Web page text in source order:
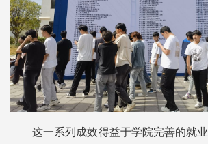
这一系列成效得益于学院完善的就